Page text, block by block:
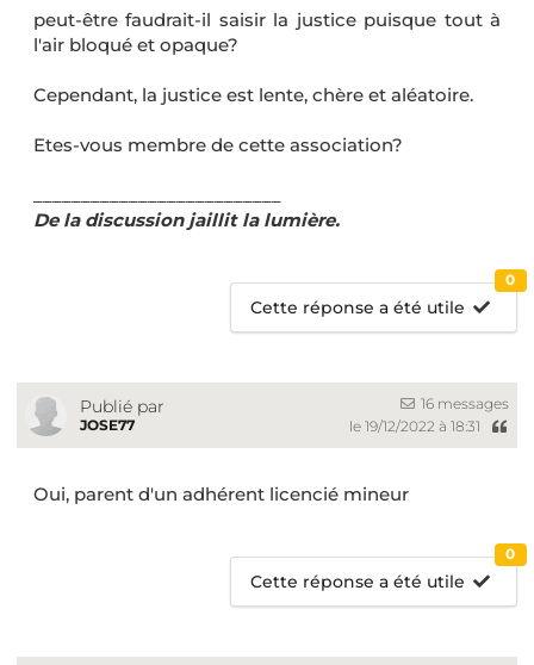
peut-être faudrait-il saisir la justice puisque tout à
l'air bloqué et opaque?
Cependant, la justice est lente, chère et aléatoire.
Etes-vous membre de cette association?
De la discussion jaillit la lumière.
Cette réponse a été utile
0
Publié par
JOSE77
16 messages
le 19/12/2022 à 18:31
Oui, parent d'un adhérent licencié mineur
Cette réponse a été utile
0